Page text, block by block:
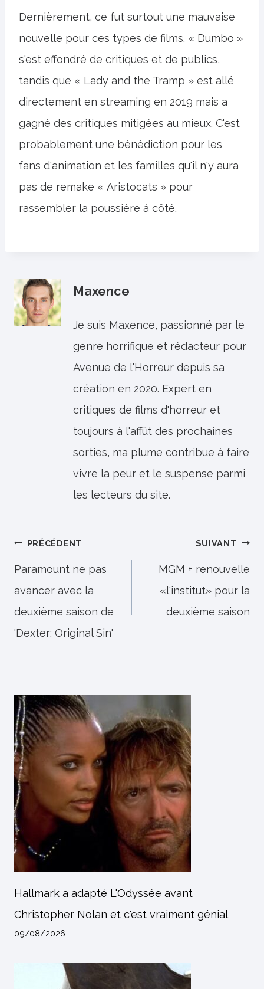
Dernièrement, ce fut surtout une mauvaise
nouvelle pour ces types de films. « Dumbo »
s'est effondré de critiques et de publics,
tandis que « Lady and the Tramp » est allé
directement en streaming en 2019 mais a
gagné des critiques mitigées au mieux. C'est
probablement une bénédiction pour les
fans d'animation et les familles qu'il n'y aura
pas de remake « Aristocats » pour
rassembler la poussière à côté.
Maxence
Je suis Maxence, passionné par le
genre horrifique et rédacteur pour
Avenue de l'Horreur depuis sa
création en 2020. Expert en
critiques de films d'horreur et
toujours à l'affût des prochaines
sorties, ma plume contribue à faire
vivre la peur et le suspense parmi
les lecteurs du site.
Navigation
de
l’article
PRÉCÉDENT
Paramount ne pas
avancer avec la
deuxième saison de
'Dexter: Original Sin'
SUIVANT
MGM + renouvelle
«l'institut» pour la
deuxième saison
Hallmark a adapté L'Odyssée avant
Christopher Nolan et c'est vraiment génial
09/08/2026